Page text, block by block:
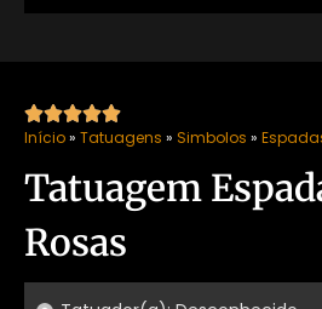

Início» Tatuagens » Simbolos »
Tatuagem
Rosas